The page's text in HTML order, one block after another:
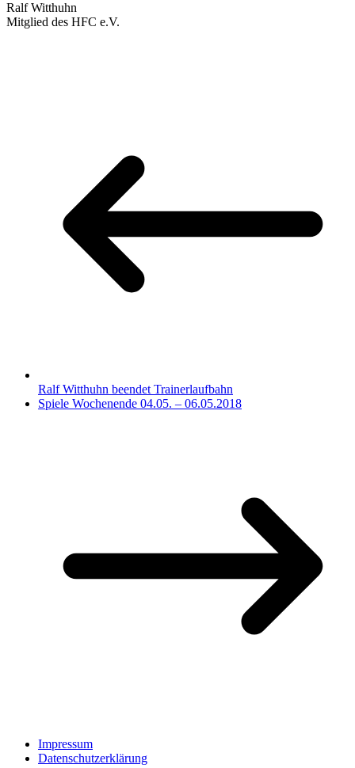
Ralf Witthuhn
Mitglied des HFC e.V.
Ralf Witthuhn beendet Trainerlaufbahn
Spiele Wochenende 04.05. – 06.05.2018
Impressum
Datenschutzerklärung